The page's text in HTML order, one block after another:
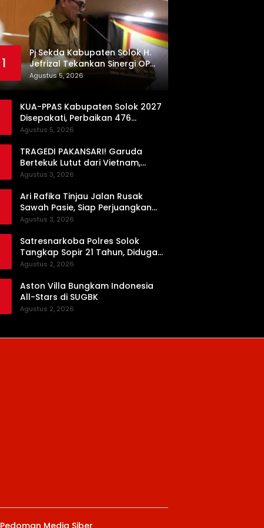
1
Pj Sekda Kabupaten Solok H.
Jefrizal Tekankan Sinergi OPD
demi Percepatan
Pembangunan Daerah
Agustus 5, 2026
KUA-PPAS Kabupaten Solok 2027
Disepakati, Perbaikan 476
Kilometer Jalan Rusak Jadi
Agustus 5, 2026
TRAGEDI PAKANSARI! Garuda
Bertekuk Lutut dari Vietnam,
Langkah ke Semifinal Kini di Ujung
Agustus 3, 2026
Ari Rafika Tinjau Jalan Rusak
Sawah Pasie, Siap Perjuangkan
Perbaikannya di DPRD
Agustus 3, 2026
Satresnarkoba Polres Solok
Tangkap Sopir 21 Tahun, Diduga
Kuasai Satu Paket Sabu di Kubung
Agustus 2, 2026
Aston Villa Bungkam Indonesia
All-Stars di SUGBK
Agustus 2, 2026